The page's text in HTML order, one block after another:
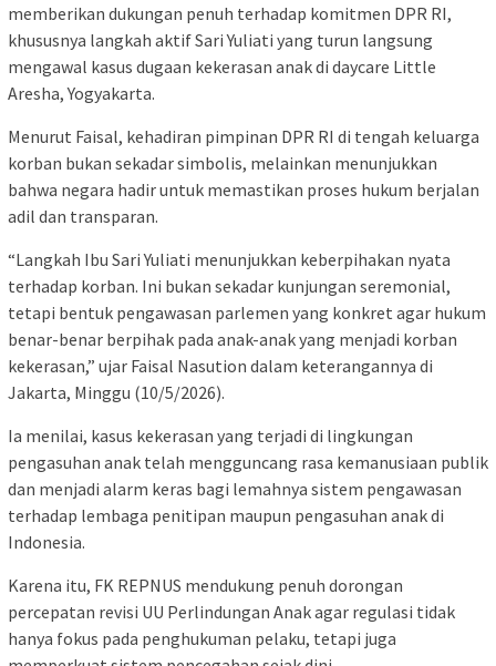
memberikan dukungan penuh terhadap komitmen DPR RI,
khususnya langkah aktif Sari Yuliati yang turun langsung
mengawal kasus dugaan kekerasan anak di daycare Little
Aresha, Yogyakarta.
Menurut Faisal, kehadiran pimpinan DPR RI di tengah keluarga
korban bukan sekadar simbolis, melainkan menunjukkan
bahwa negara hadir untuk memastikan proses hukum berjalan
adil dan transparan.
“Langkah Ibu Sari Yuliati menunjukkan keberpihakan nyata
terhadap korban. Ini bukan sekadar kunjungan seremonial,
tetapi bentuk pengawasan parlemen yang konkret agar hukum
benar-benar berpihak pada anak-anak yang menjadi korban
kekerasan,” ujar Faisal Nasution dalam keterangannya di
Jakarta, Minggu (10/5/2026).
Ia menilai, kasus kekerasan yang terjadi di lingkungan
pengasuhan anak telah mengguncang rasa kemanusiaan publik
dan menjadi alarm keras bagi lemahnya sistem pengawasan
terhadap lembaga penitipan maupun pengasuhan anak di
Indonesia.
Karena itu, FK REPNUS mendukung penuh dorongan
percepatan revisi UU Perlindungan Anak agar regulasi tidak
hanya fokus pada penghukuman pelaku, tetapi juga